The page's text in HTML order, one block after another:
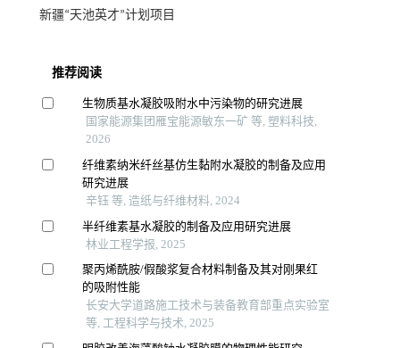
新疆“天池英才”计划项目